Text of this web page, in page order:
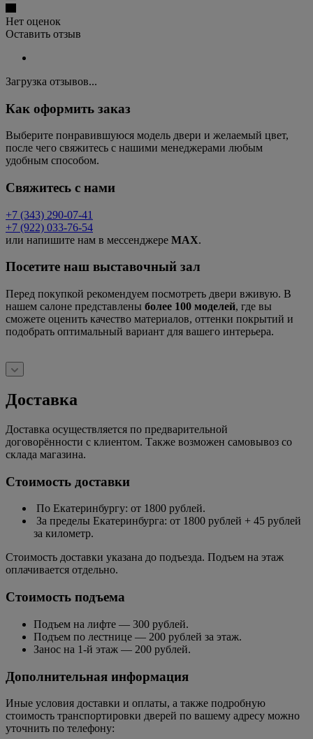
Нет оценок
Оставить отзыв
Загрузка отзывов...
Как оформить заказ
Выберите понравившуюся модель двери и желаемый цвет,
после чего свяжитесь с нашими менеджерами любым
удобным способом.
Свяжитесь с нами
+7 (343) 290-07-41
+7 (922) 033-76-54
или напишите нам в мессенджере MAX.
Посетите наш выставочный зал
Перед покупкой рекомендуем посмотреть двери вживую. В
нашем салоне представлены более 100 моделей, где вы
сможете оценить качество материалов, оттенки покрытий и
подобрать оптимальный вариант для вашего интерьера.
Доставка
Доставка осуществляется по предварительной
договорённости с клиентом. Также возможен самовывоз со
склада магазина.
Стоимость доставки
По Екатеринбургу: от 1800 рублей.
За пределы Екатеринбурга: от 1800 рублей + 45 рублей
за километр.
Стоимость доставки указана до подъезда. Подъем на этаж
оплачивается отдельно.
Стоимость подъема
Подъем на лифте — 300 рублей.
Подъем по лестнице — 200 рублей за этаж.
Занос на 1-й этаж — 200 рублей.
Дополнительная информация
Иные условия доставки и оплаты, а также подробную
стоимость транспортировки дверей по вашему адресу можно
уточнить по телефону: